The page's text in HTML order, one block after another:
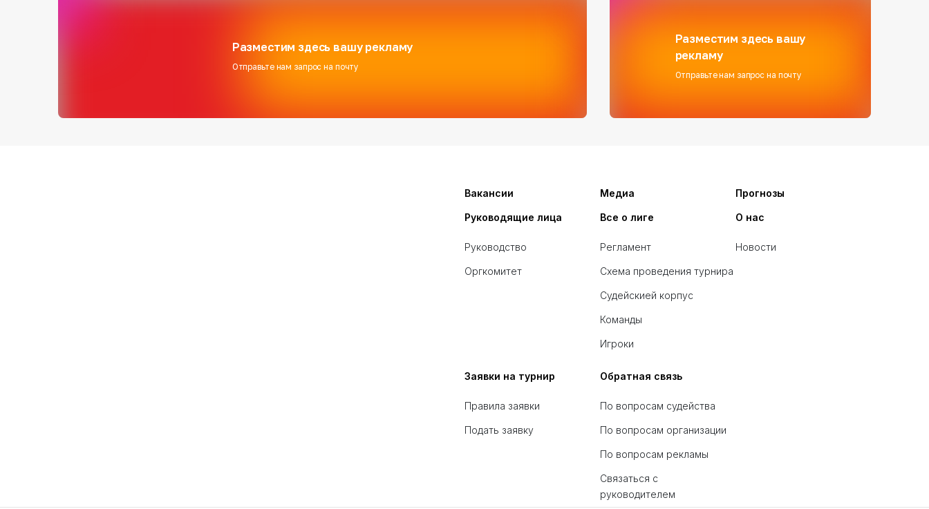
Разместим здесь вашу рекламу
Отправьте нам запрос на почту
Разместим здесь вашу
рекламу
Отправьте нам запрос на почту
Все о лиге
Регламент
Схема проведения турнира
Судейскией корпус
Команды
Игроки
Заявки на турнир
Правила заявки
Подать заявку
Медиа Прогнозы
О нас
Новости
Вакансии
Руководящие лица
Руководство
Оргкомитет
Обратная связь
По вопросам судейства
По вопросам организации
По вопросам рекламы
Связаться с
руководителем